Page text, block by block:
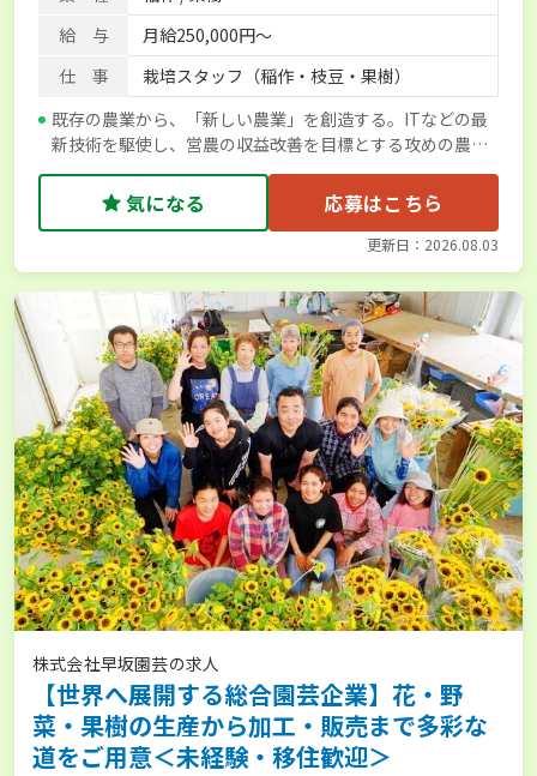
給 与
月給250,000円～
仕 事
栽培スタッフ（稲作・枝豆・果樹）
既存の農業から、「新しい農業」を創造する。ITなどの最
新技術を駆使し、営農の収益改善を目標とする攻めの農業
を始めませんか？
気になる 応募はこちら
更新日：2026.08.03
株式会社早坂園芸の求人
【世界へ展開する総合園芸企業】花・野
菜・果樹の生産から加工・販売まで多彩な
道をご用意＜未経験・移住歓迎＞